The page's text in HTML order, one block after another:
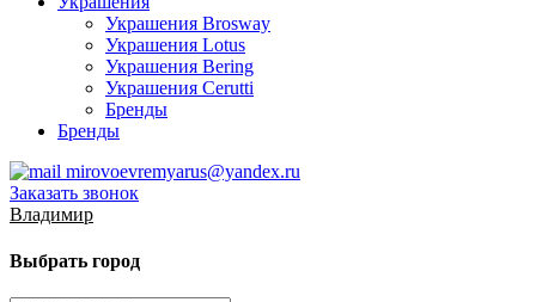
Украшения Brosway
Украшения Lotus
Украшения Bering
Украшения Cerutti
Бренды
Бренды
mirovoevremyarus@yandex.ru
Заказать звонок
Владимир
Выбрать город